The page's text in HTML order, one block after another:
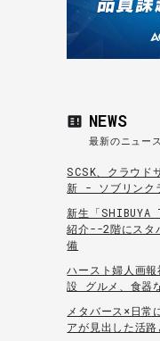
NEWS
最新のニュース
SCSK、クラウド
新 - ソブリンク
新生「SHIBUYA
紹介--2階にスタ
備
ハースト婦人画報
設 グルメ、食器
メタバース×日
アが見出した活路